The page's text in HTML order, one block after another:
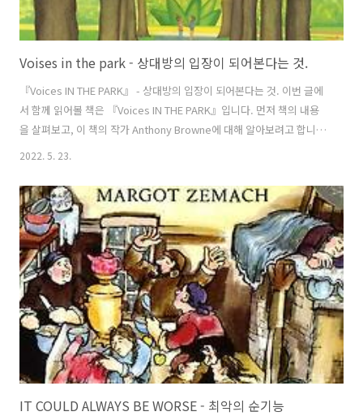
Voises in the park - 상대방의 입장이 되어본다는 것.
『Voices IN THE PARK』 - 상대방의 입장이 되어본다는 것. 이번 글에
서 함께 읽어볼 책은 『Voices IN THE PARK』입니다. 먼저 책의 내용
을 살펴보고, 이 책의 작가 Anthony Browne에 대해 알아보려고 합니
다. 그 후에 이 글에서는 한 가지 사건을 바라보는 네 명의 시선을 통해 상
『Voices IN THE PARK』 이야기 이 책은 작가 Anthony Browne이 자
신의 1977년 책 『A Walk in the Park』를 1998년 재구성하여 출판한
작품입니다. 『A Walk in the Park』에서는 해설자가 이야기를 해주는
형식이었다면 『Voices IN THE PARK』에서는 같은 사건(공원으..
2022. 5. 23.
IT COULD ALWAYS BE WORSE - 최악의 순기능